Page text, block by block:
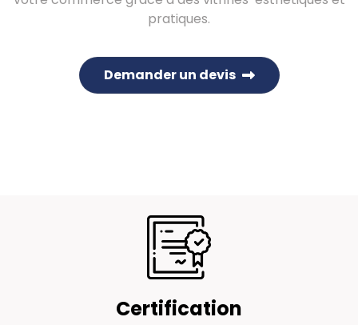
pratiques.
Demander un devis
Certification